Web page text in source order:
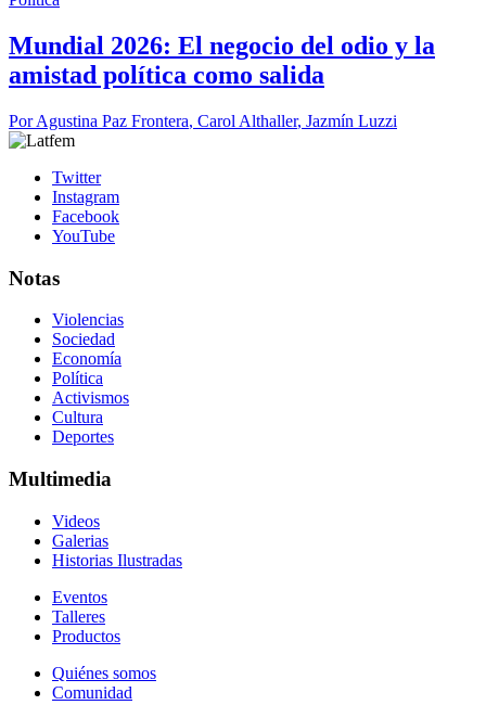
Mundial 2026: El negocio del odio y la
amistad política como salida
PorAgustina Paz Frontera, Carol Althaller, Jazmín Luzzi
Twitter
Instagram
Facebook
YouTube
Notas
Violencias
Sociedad
Economía
Política
Activismos
Cultura
Deportes
Multimedia
Videos
Galerias
Historias Ilustradas
Eventos
Talleres
Productos
Quiénes somos
Comunidad